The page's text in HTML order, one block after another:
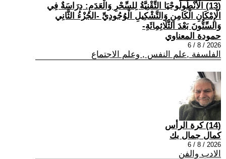
(13) الْأَنْطُولُوجْيَا التِّقْنِيَّةُ لِلسِّحْرِ وَالْعَدَمِ: دِرَاسَةٌ فِي
الْإِمْكَانِ الْكَامِنِ وَالتَّشْكِيلِ الْوُجُودِيِّ -الجُزْءُ الثَّانِي
وَالسِّتُّونَ بَعْدَ الثَّلَاثِمِائَةِ-
حمودة المعناوي
2026 / 8 / 6
الفلسفة ,علم النفس , وعلم الاجتماع
(14) كرة الرأس
كمال جمال بك
2026 / 8 / 6
الادب والفن